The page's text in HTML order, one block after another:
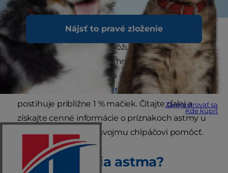
Nájsť to pravé zloženie
Zaregistrovať sa
Kde kúpiť
Môžu mačky trpieť astmou? Rovnako ako ľudia,
aj naši mačací priatelia môžu mať astmu. Ak si u
mačky občas všimnete chrčanie, nemusí ísť len
o guľôčku z chlpov. Podľa časopisu Journal of
Feline Medicine and Surgerymačacia astma
postihuje približne 1 % mačiek. Čítajte ďalej a
získajte cenné informácie o príznakoch astmy u
mačiek a o tom, ako svojmu chlpáčovi pomôcť.
Čo je mačacia astma?